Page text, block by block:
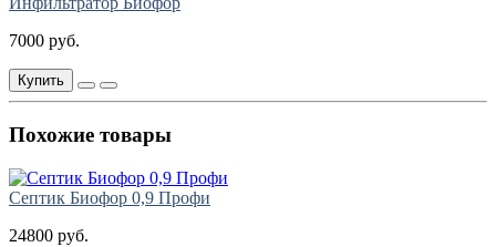
7000 руб.
Купить
Похожие товары
Септик Биофор 0,9 Профи
24800 руб.